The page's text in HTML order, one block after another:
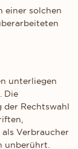
einer solchen
unterliegen
Die
Rechtswahl
als Verbraucher
unberührt.